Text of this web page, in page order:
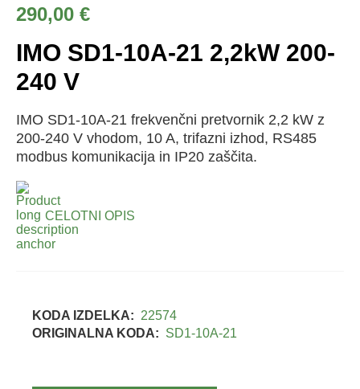
290,00 €
IMO SD1-10A-21 2,2kW 200-
240 V
IMO SD1-10A-21 frekvenčni pretvornik 2,2 kW z
200-240 V vhodom, 10 A, trifazni izhod, RS485
modbus komunikacija in IP20 zaščita.
CELOTNI OPIS
KODA IZDELKA: 22574
ORIGINALNA KODA: SD1-10A-21